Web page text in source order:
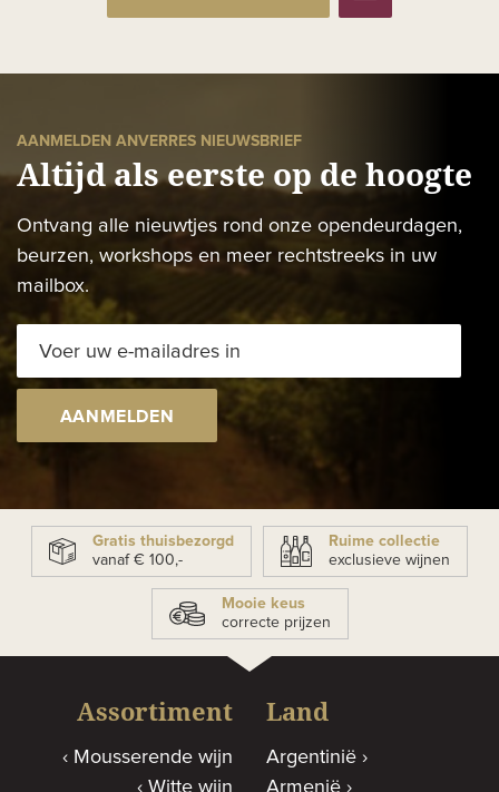
AANMELDEN ANVERRES NIEUWSBRIEF
Altijd als eerste op de hoogte
Ontvang alle nieuwtjes rond onze opendeurdagen,
beurzen, workshops en meer rechtstreeks in uw
mailbox.
AANMELDEN
Gratis thuisbezorgd
vanaf € 100,-
Ruime collectie
exclusieve wijnen
Mooie keus
correcte prijzen
Assortiment
Mousserende wijn
Witte wijn
Land
Argentinië
Armenië